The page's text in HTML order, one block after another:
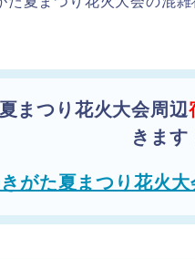
まつり花火大会周辺
きます
がた夏まつり花火